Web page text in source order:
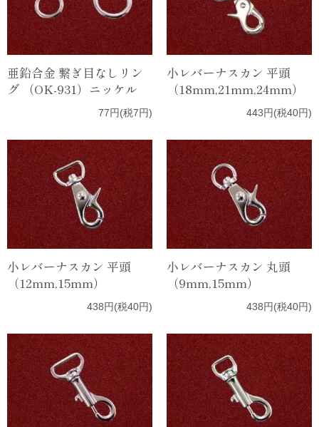
亜鉛合金 繋ぎ目なしリン
グ （OK-931）ニッケル
77円(税7円)
小レバーナスカン 平頭
（18mm,21mm,24mm）
443円(税40円)
小レバーナスカン 平頭
（12mm,15mm）
438円(税40円)
小レバーナスカン 丸頭
（9mm,15mm）
438円(税40円)